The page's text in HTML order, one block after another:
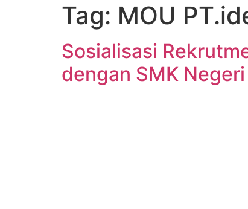
Tag: MOU
Sosialisasi
dengan SMK